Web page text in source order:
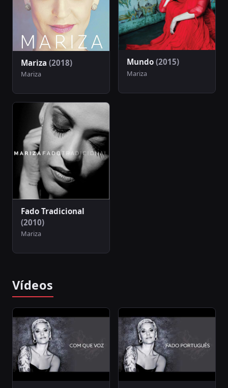
Mariza (2018)
Mariza
Mundo (2015)
Mariza
Fado Tradicional
(2010)
Mariza
Vídeos